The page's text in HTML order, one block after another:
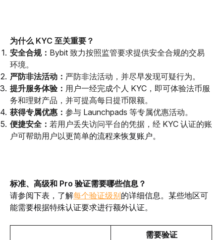
为什么 KYC 至关重要？
安全合规： Bybit 致力按照监管要求提供安全合规的交易
环境。
严防非法活动： 严防非法活动，并尽早发现可疑行为。
提升服务体验： 用户一经完成个人 KYC，即可体验法币服
务和理财产品，并可提高每日提币限额。
获得专属优惠： 参与 Launchpads 等专属优惠活动。
便捷安全： 若用户丢失访问平台的凭据，经 KYC 认证的账
户可帮助用户以更简单的流程来恢复账户。
标准、高级和 Pro 验证需要哪些信息？
请参阅下表，了解每个验证级别的详细信息。某些地区可
能需要根据特殊认证要求进行额外认证。
需要验证